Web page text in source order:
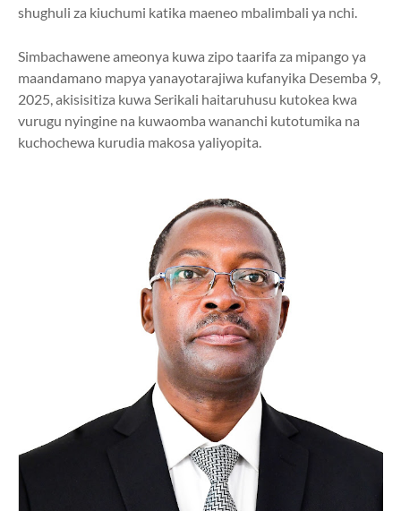
shughuli za kiuchumi katika maeneo mbalimbali ya nchi.
Simbachawene ameonya kuwa zipo taarifa za mipango ya
maandamano mapya yanayotarajiwa kufanyika Desemba 9,
2025, akisisitiza kuwa Serikali haitaruhusu kutokea kwa
vurugu nyingine na kuwaomba wananchi kutotumika na
kuchochewa kurudia makosa yaliyopita.